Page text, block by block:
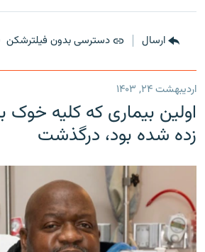
ارسال دسترسی بدون فیلترشکن
اردیبهشت ۲۴, ۱۴۰۳
اولین بیماری که کلیه خوک
زده شده بود، درگذشت